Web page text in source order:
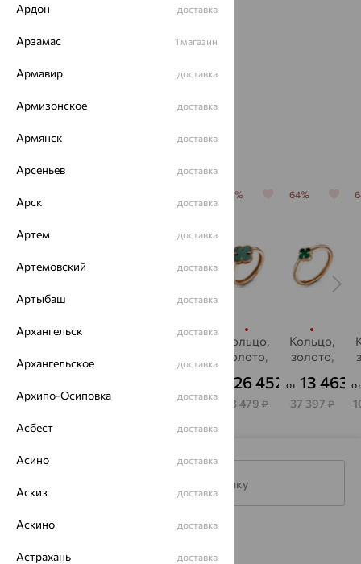
Серьги,
малахит,
STONES
42 162
117 118₽
Похожие изделия
Кольцо,
малахит
65 782₽
малахит
84 326
Кольцо,
малахит
113 544 ₽
64%
Кольцо,
золото,
26 452₽
73 479₽
64%
Кольцо,
золото,
от 13 463₽
37 397₽
Подписаться на рассылку
Ардон доставка
Арзамас 1 магазин
Армавир доставка
Армизонское доставка
Армянск доставка
Арсеньев доставка
Арск доставка
Артем доставка
Артемовский доставка
Артыбаш доставка
Архангельск доставка
Архангельское доставка
Архипо-Осиповка доставка
Асбест доставка
Асино доставка
Аскиз доставка
Аскино доставка
Астрахань доставка